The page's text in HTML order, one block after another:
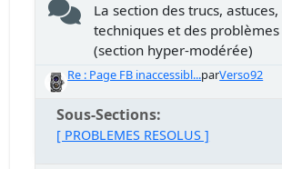
La section des trucs,
techniques et des
(section hyper-modérée)
Re : Page FB inaccessibl...parVerso92
Sous-Sections
[ PROBLEMES RESOLUS ]